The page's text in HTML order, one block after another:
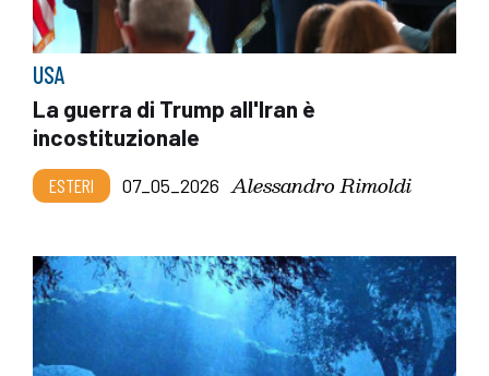
USA
La guerra di Trump all'Iran è
incostituzionale
ESTERI 07_05_2026 Alessandro Rimoldi